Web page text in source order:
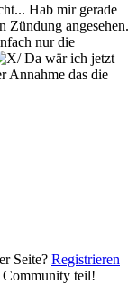
Hab mir gerade
Zündung angesehen.
nur die
Da wär ich jetzt
Annahme das die
Seite? Registrieren
Community teil!